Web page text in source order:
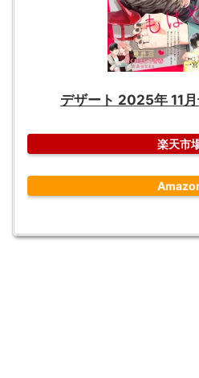
デザート 2025年 11
楽天市